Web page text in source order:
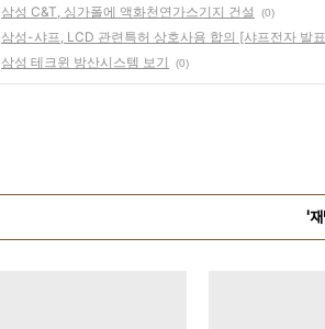
삼성 C&T, 싱가폴에 액화천연가스기지 건설 (0)
삼성-샤프, LCD 관련특허 상호사용 합의 [샤프전자 발
삼성 테크윈 방산시스템 보기 (0)
'